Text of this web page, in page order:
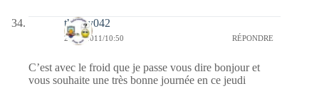
thierry042
27/01/2011/10:50 RÉPONDRE
C’est avec le froid que je passe vous dire bonjour et
vous souhaite une très bonne journée en ce jeudi